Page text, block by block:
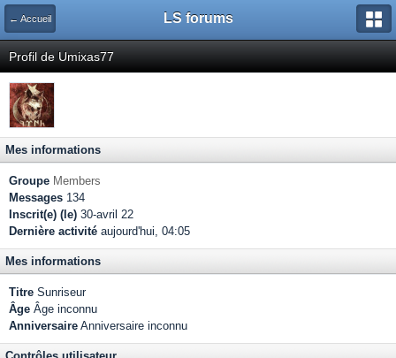
← Accueil LS forums
Profil de Umixas77
Mes informations
Groupe Members
Messages 134
Inscrit(e) (le) 30-avril 22
Dernière activité aujourd'hui, 04:05
Mes informations
Titre Sunriseur
Âge Âge inconnu
Anniversaire Anniversaire inconnu